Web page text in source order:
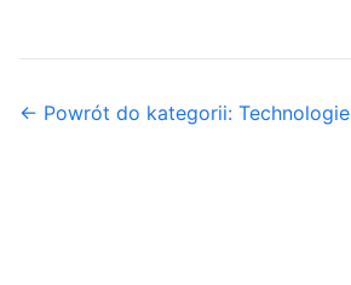
← Powrót do kategorii: Technologie